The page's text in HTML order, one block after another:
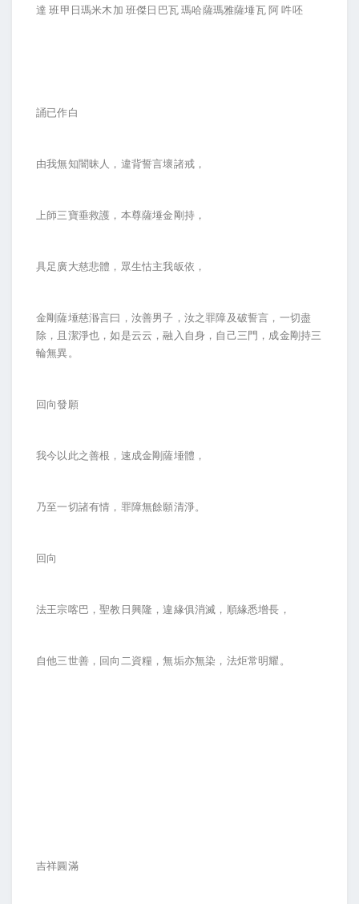
達 班甲日瑪米木加 班傑日巴瓦 瑪哈薩瑪雅薩埵瓦 阿 吽呸
誦已作白
由我無知闇昧人，違背誓言壞諸戒，
上師三寶垂救護，本尊薩埵金剛持，
具足廣大慈悲體，眾生怙主我皈依，
金剛薩埵慈湣言曰，汝善男子，汝之罪障及破誓言，一切盡
除，且潔淨也，如是云云，融入自身，自己三門，成金剛持三
輪無異。
回向發願
我今以此之善根，速成金剛薩埵體，
乃至一切諸有情，罪障無餘願清淨。
回向
法王宗喀巴，聖教日興隆，違緣俱消滅，順緣悉增長，
自他三世善，回向二資糧，無垢亦無染，法炬常明耀。
吉祥圓滿